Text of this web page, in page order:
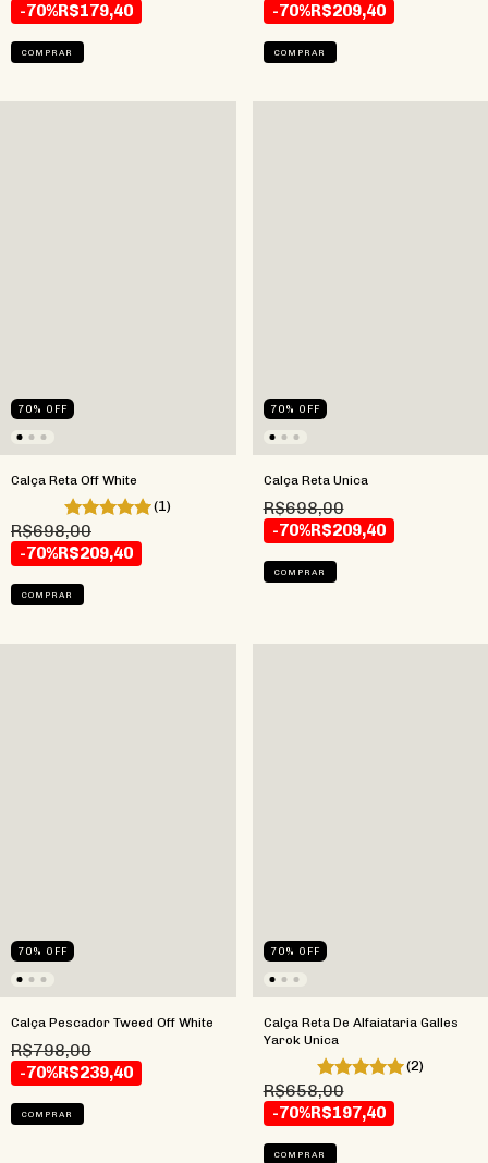
-70%R$179,40
COMPRAR
-70%R$209,40
COMPRAR
70% OFF
Calça Reta Off White
(1)
R$698,00
-70%R$209,40
COMPRAR
70% OFF
Calça Reta Unica
R$698,00
-70%R$209,40
COMPRAR
70% OFF
Calça Pescador Tweed Off White
R$798,00
-70%R$239,40
COMPRAR
70% OFF
Calça Reta De Alfaiataria Galles
Yarok Unica
(2)
R$658,00
-70%R$197,40
COMPRAR